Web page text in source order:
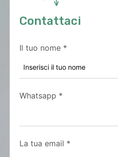
Contattaci
Il tuo nome *
Whatsapp *
La tua email *